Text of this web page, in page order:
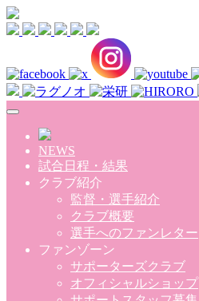
Skip to main content
NEWS
試合日程・結果
クラブ紹介
監督・選手紹介
クラブ概要
選手へのファンレター
ファンゾーン
サポーターズクラブ
オフィシャルショップ